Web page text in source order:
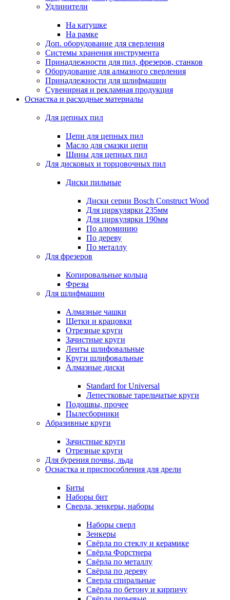
Удлинители
На катушке
На рамке
Доп. оборудование для сверления
Системы хранения инструмента
Принадлежности для пил, фрезеров, станков
Оборудование для алмазного сверления
Принадлежности для шлифмашин
Сувенирная и рекламная продукция
Оснастка и расходные материалы
Для цепных пил
Цепи для цепных пил
Масло для смазки цепи
Шины для цепных пил
Для дисковых и торцовочных пил
Диски пильные
Диски серии Bosch Construct Wood
Для циркулярки 235мм
Для циркулярки 190мм
По алюминию
По дереву
По металлу
Для фрезеров
Копировальные кольца
Фрезы
Для шлифмашин
Алмазные чашки
Щетки и крацовки
Отрезные круги
Зачистные круги
Ленты шлифовальные
Круги шлифовальные
Алмазные диски
Standard for Universal
Лепестковые тарельчатые круги
Подошвы, прочее
Пылесборники
Абразивные круги
Зачистные круги
Отрезные круги
Для бурения почвы, льда
Оснастка и приспособления для дрели
Биты
Наборы бит
Сверла, зенкеры, наборы
Наборы сверл
Зенкеры
Свёрла по стеклу и керамике
Свёрла Форстнера
Свёрла по металлу
Свёрла по дереву
Сверла спиральные
Свёрла по бетону и кирпичу